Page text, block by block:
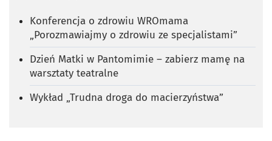
Konferencja o zdrowiu WROmama
„Porozmawiajmy o zdrowiu ze specjalistami”
Dzień Matki w Pantomimie – zabierz mamę na
warsztaty teatralne
Wykład „Trudna droga do macierzyństwa”